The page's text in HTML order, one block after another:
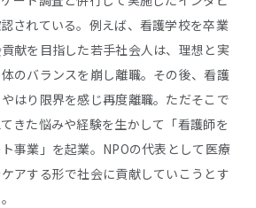
されている。例えば、看護学校を卒業
献を目指した若手社会人は、理想と実
のバランスを崩し離職。その後、看護
はり限界を感じ再度離職。ただそこで
きた悩みや経験を生かして「看護師を
事業」を起業。NPOの代表として医療
アする形で社会に貢献していこうとす